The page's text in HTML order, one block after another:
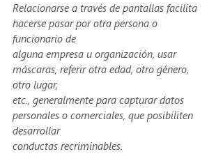
Relacionarse a través de pantallas facilita
hacerse pasar por otra persona o
funcionario de
alguna empresa u organización, usar
máscaras, referir otra edad, otro género,
otro lugar,
etc., generalmente para capturar datos
personales o comerciales, que posibiliten
desarrollar
conductas recriminables.